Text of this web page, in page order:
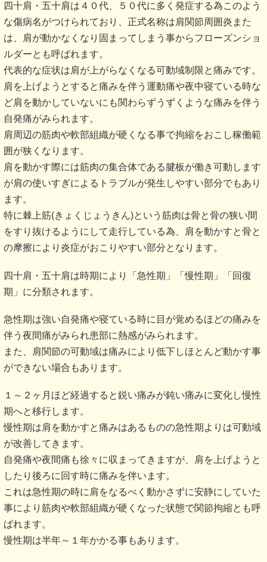
四十肩・五十肩は４０代、５０代に多く発症する為このよう
な傷病名がつけられており、正式名称は肩関節周囲炎また
は、肩が動かなくなり固まってしまう事からフローズンショ
ルダーとも呼ばれます。
代表的な症状は肩が上がらなくなる可動域制限と痛みです。
肩を上げようとすると痛みを伴う運動痛や夜中寝ている時な
ど肩を動かしていないにも関わらずうずくような痛みを伴う
自発痛がみられます。
肩周辺の筋肉や軟部組織が硬くなる事で拘縮をおこし稼働範
囲が狭くなります。
肩を動かす際には筋肉の集合体である腱板が働き可動します
が肩の使いすぎによるトラブルが発生しやすい部分でもあり
ます。
特に棘上筋(きょくじょうきん)という筋肉は骨と骨の狭い間
をすり抜けるようにして走行している為、肩を動かすと骨と
の摩擦により炎症がおこりやすい部分となります。
四十肩・五十肩は時期により「急性期」「慢性期」「回復
期」に分類されます。
急性期は強い自発痛や寝ている時に目が覚めるほどの痛みを
伴う夜間痛がみられ患部に熱感がみられます。
また、肩関節の可動域は痛みにより低下しほとんど動かす事
ができない場合もあります。
１～２ヶ月ほど経過すると鋭い痛みが鈍い痛みに変化し慢性
期へと移行します。
慢性期は肩を動かすと痛みはあるものの急性期よりは可動域
が改善してきます。
自発痛や夜間痛も徐々に収まってきますが、肩を上げようと
したり後ろに回す時に痛みを伴います。
これは急性期の時に肩をなるべく動かさずに安静にしていた
事により筋肉や軟部組織が硬くなった状態で関節拘縮とも呼
ばれます。
慢性期は半年～１年かかる事もあります。